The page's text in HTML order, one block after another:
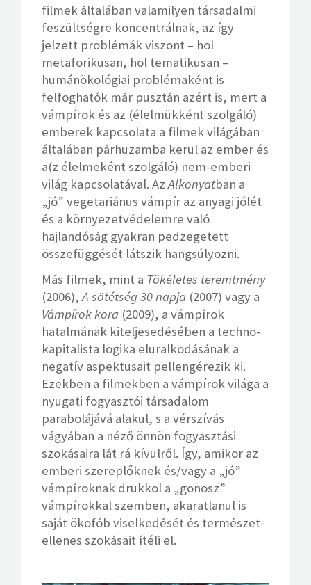
filmek általában valamilyen társadalmi
feszültségre koncentrálnak, az így
jelzett problémák viszont – hol
metaforikusan, hol tematikusan –
humánökológiai problémaként is
felfoghatók már pusztán azért is, mert a
vámpírok és az (élelmükként szolgáló)
emberek kapcsolata a filmek világában
általában párhuzamba kerül az ember és
a(z élelmeként szolgáló) nem-emberi
világ kapcsolatával. AzAlkonyatban a
„jó” vegetariánus vámpír az anyagi jólét
és a környezetvédelemre való
hajlandóság gyakran pedzegetett
összefüggését látszik hangsúlyozni.
Más filmek, mint a Tökéletes teremtmény
(2006),A sötétség 30 napja (2007) vagy a
Vámpírok kora (2009), a vámpírok
hatalmának kiteljesedésében a techno-
kapitalista logika eluralkodásának a
negatív aspektusait pellengérezik ki.
Ezekben a filmekben a vámpírok világa a
nyugati fogyasztói társadalom
parabolájává alakul, s a vérszívás
vágyában a néző önnön fogyasztási
szokásaira lát rá kívülről. Így, amikor az
emberi szereplőknek és/vagy a „jó”
vámpíroknak drukkol a „gonosz”
vámpírokkal szemben, akaratlanul is
saját ökofób viselkedését és természet-
ellenes szokásait ítéli el.